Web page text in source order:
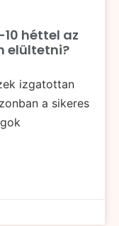
héttel az
elültetni?
izgatottan
a sikeres